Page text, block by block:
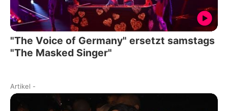
"The Voice of Germany" ersetzt samstags
"The Masked Singer"
Artikel -